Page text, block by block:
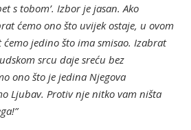
s tobom’. Izbor je jasan. Ako
ćemo ono što uvijek ostaje, u ovom
jedino što ima smisao. Izabrat
srcu daje sreću bez
ono što je jedina Njegova
Ljubav. Protiv nje nitko vam ništa